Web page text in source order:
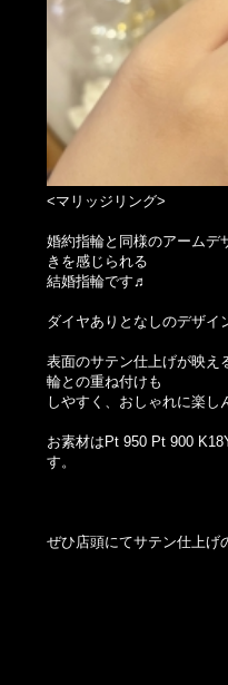
<マリッジリング>
婚約指輪と同様のアームデ
きを感じられる
結婚指輪です♬
ダイヤありとなしのデザ
表面のサテン仕上げが映え
輪との重ね付けも
しやすく、おしゃれに楽し
お素材はPt 950 Pt 900
す。
ぜひ店頭にてサテン仕上げ